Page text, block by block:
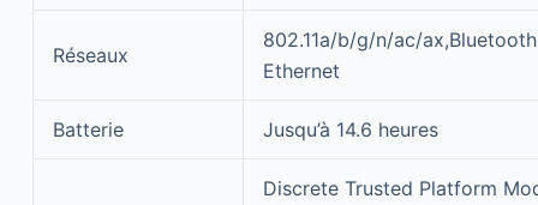
Réseaux
802.11a/b/g/n/ac/
Ethernet
Batterie Jusqu’à 14.6 heures
Discrete Trusted Platform